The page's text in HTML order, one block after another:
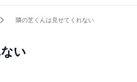
隣の芝くんは見せてくれない
い